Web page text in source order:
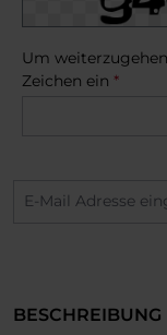
Um
Zeichen ein *
BESCHREIBUNG